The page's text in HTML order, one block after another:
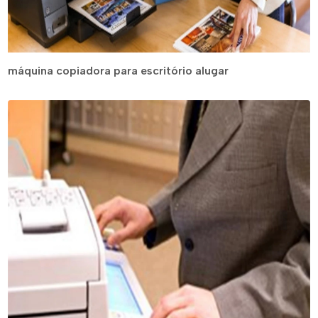
máquina copiadora para escritório alugar